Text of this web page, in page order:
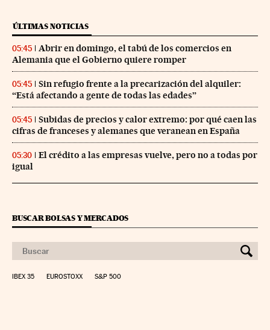
ÚLTIMAS NOTICIAS
05:45
Abrir en domingo, el tabú de los comercios en
Alemania que el Gobierno quiere romper
05:45
Sin refugio frente a la precarización del alquiler:
“Está afectando a gente de todas las edades”
05:45
Subidas de precios y calor extremo: por qué caen las
cifras de franceses y alemanes que veranean en España
05:30
El crédito a las empresas vuelve, pero no a todas por
igual
BUSCAR BOLSAS Y MERCADOS
IBEX 35 EUROSTOXX S&P 500